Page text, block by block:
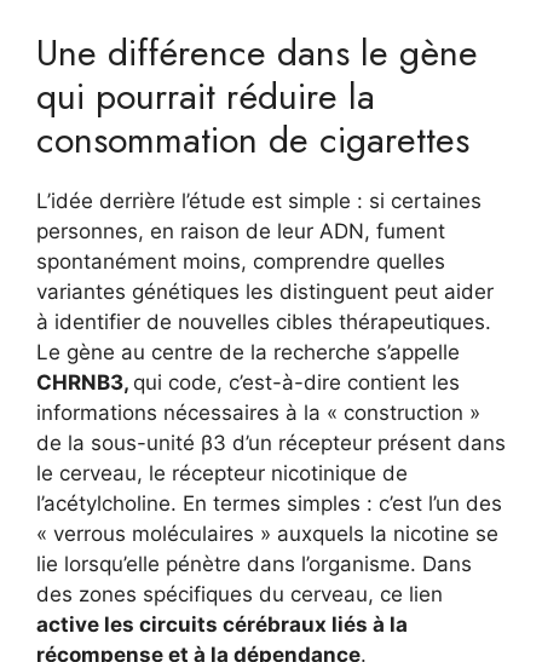
Une différence dans le gène
qui pourrait réduire la
consommation de cigarettes
L’idée derrière l’étude est simple : si certaines
personnes, en raison de leur ADN, fument
spontanément moins, comprendre quelles
variantes génétiques les distinguent peut aider
à identifier de nouvelles cibles thérapeutiques.
Le gène au centre de la recherche s’appelle
CHRNB3, qui code, c’est-à-dire contient les
informations nécessaires à la « construction »
de la sous-unité β3 d’un récepteur présent dans
le cerveau, le récepteur nicotinique de
l’acétylcholine. En termes simples : c’est l’un des
« verrous moléculaires » auxquels la nicotine se
lie lorsqu’elle pénètre dans l’organisme. Dans
des zones spécifiques du cerveau, ce lien
active les circuits cérébraux liés à la
récompense et à la dépendance.